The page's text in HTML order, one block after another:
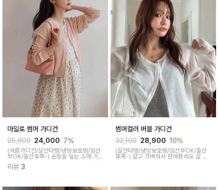
마일로 썸머 가디건
25,800 24,000 7%
(여름가디건/살안타템/냉방보호템/임산
부OK/출산후쭉-) 손등을 덮는 소매 기
장으로 여리함을 연출해주고 여름에 차
가운 실내에서도 햇빛의 살안타템으로도
리뷰 3
썸머컬러 버블 가디건
32,100 28,900 10%
(살안타템/냉방보호템/임산부OK/출산
후쭉-) 얇고 가벼워서 한여름에도 살 안